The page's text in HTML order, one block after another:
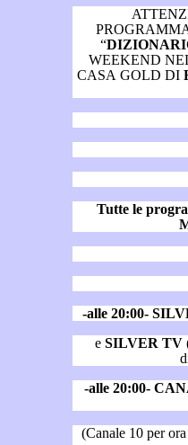
PROGRAMMAZIONI
“
WEEKEND NEL SALOTTO
CASA GOLD DI
Tutte le
-alle 20:00-
e SILVER TV
-alle 20:00-
(Canale 10 per ora trasmette